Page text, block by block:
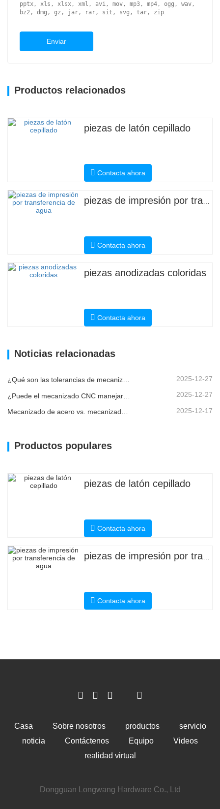
pptx, xls, xlsx, xml, avi, mov, mp3, mp4, ogg, wav,
bz2, dmg, gz, jar, rar, sit, svg, tar, zip.
Enviar
Productos relacionados
piezas de latón cepillado
Contacta ahora
Contacta ahora
piezas anodizadas coloridas
Contacta ahora
Noticias relacionadas
¿Qué son las tolerancias de mecanizado CNC y por qué son importantes? 2025-12-27
2025-12-27
2025-12-17
Productos populares
piezas de latón cepillado
Contacta ahora
Contacta ahora
Casa Sobre nosotros productos
servicio
noticia
Contáctenos Equipo
Videos
realidad virtual
Dongguan Longwang Hardware Co., Ltd